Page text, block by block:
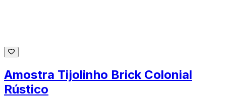
Amostra Tijolinho Brick Colonial
Rústico